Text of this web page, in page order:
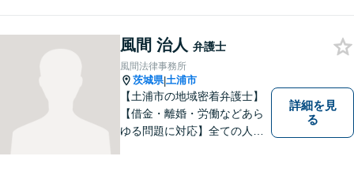
す。皆様が相談しやすい環境
を整えておりますので、お気
軽にご相談ください。
風間 治人 弁護士
風間法律事務所
茨城県|土浦市
【土浦市の地域密着弁護士】
【借金・離婚・労働などあら
ゆる問題に対応】全ての人へ
詳細を見
る